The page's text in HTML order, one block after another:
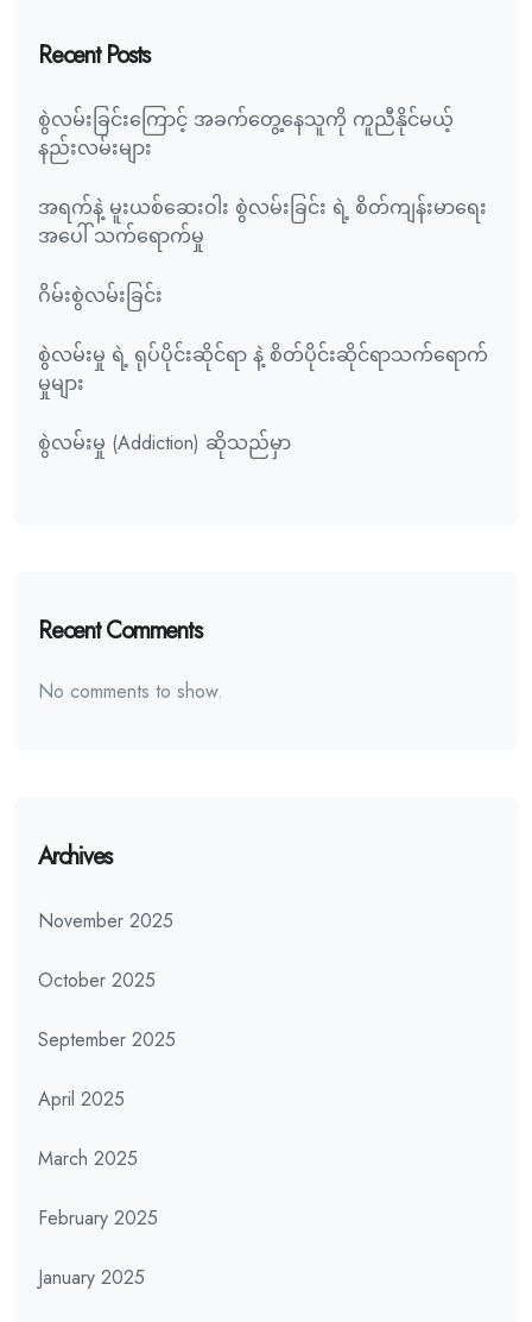
Recent Posts
စွဲလမ်းခြင်းကြောင့် အခက်တွေ့နေသူကို ကူညီနိုင်မယ့်
နည်းလမ်းများ
အရက်နဲ့ မူးယစ်ဆေးဝါး စွဲလမ်းခြင်း ရဲ့ စိတ်ကျန်းမာရေး
အပေါ် သက်ရောက်မှု
ဂိမ်းစွဲလမ်းခြင်း
စွဲလမ်းမှု ရဲ့ ရုပ်ပိုင်းဆိုင်ရာ နဲ့ စိတ်ပိုင်းဆိုင်ရာသက်ရောက်
မှုများ
စွဲလမ်းမှု (Addiction) ဆိုသည်မှာ
Recent Comments
No comments to show.
Archives
November 2025
October 2025
September 2025
April 2025
March 2025
February 2025
January 2025